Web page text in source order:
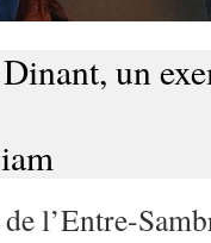
Dinant, un
l’Entre-